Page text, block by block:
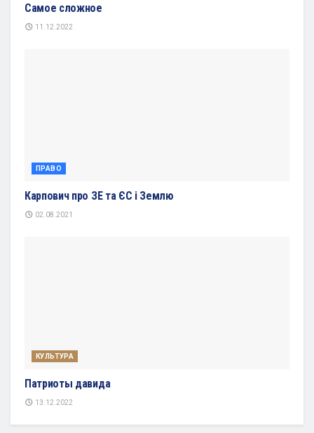
Самое сложное
11.12.2022
ПРАВО
Карпович про ЗЕ та ЄС і Землю
02.08.2021
КУЛЬТУРА
Патриоты давида
13.12.2022